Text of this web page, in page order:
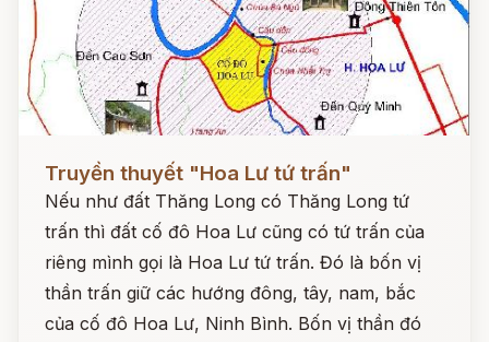
Đọc ngay
Truyền thuyết "Hoa Lư tứ trấn"
Nếu như đất Thăng Long có Thăng Long tứ
trấn thì đất cố đô Hoa Lư cũng có tứ trấn của
riêng mình gọi là Hoa Lư tứ trấn. Đó là bốn vị
thần trấn giữ các hướng đông, tây, nam, bắc
của cố đô Hoa Lư, Ninh Bình. Bốn vị thần đó